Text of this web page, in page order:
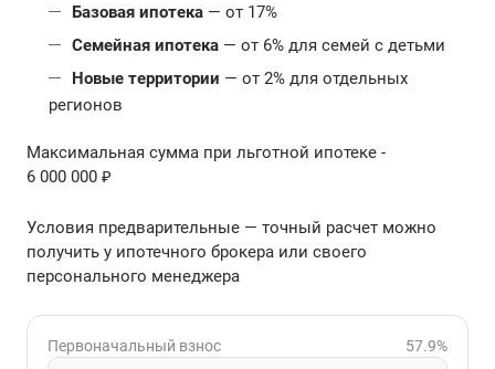
Базовая ипотека — от 17%
Семейная ипотека — от 6% для семей с детьми
Новые территории — от 2% для отдельных
регионов
Максимальная сумма при льготной ипотеке -
6 000 000 ₽
Условия предварительные — точный расчет можно
получить у ипотечного брокера или своего
персонального менеджера
Первоначальный взнос 57.9%